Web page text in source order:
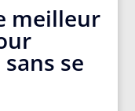
meilleur
se